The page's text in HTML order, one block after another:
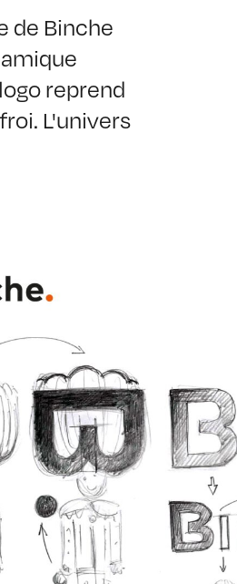
de Binche
reprend
L'univers